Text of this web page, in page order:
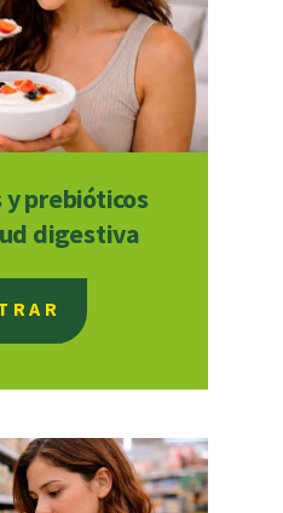
prebióticos
digestiva